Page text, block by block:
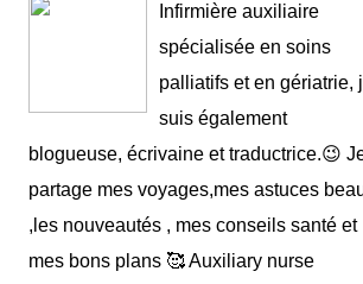
Infirmière auxiliaire
spécialisée en soins
palliatifs et en gériatrie,
suis également
blogueuse, écrivaine et traductrice.😉
partage mes voyages,mes astuces
,les nouveautés , mes conseils santé et
mes bons plans 🥰 Auxiliary nurse